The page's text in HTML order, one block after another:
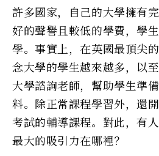
許多國家，自己的大學擁有
好的聲譽且較低的學費，學
學。事實上，在英國最頂尖
念大學的學生越來越多，以
大學諮詢老師，幫助學生準
料。除正常課程學習外，還
考試的輔導課程。對此，有
最大的吸引力在哪裡？